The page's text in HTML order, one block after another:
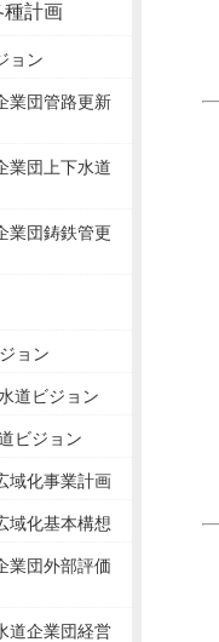
種計画
ョン
業団管路更新
業団上下水道
業団鋳鉄管更
ョン
道ビジョン
ビジョン
域化事業計画
域化基本構想
業団外部評価
道企業団経営